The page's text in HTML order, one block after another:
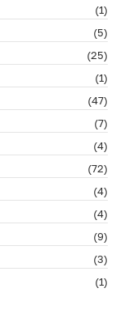
(1)
(5)
(25)
(1)
(47)
(7)
(4)
(72)
(4)
(4)
(9)
(3)
(1)